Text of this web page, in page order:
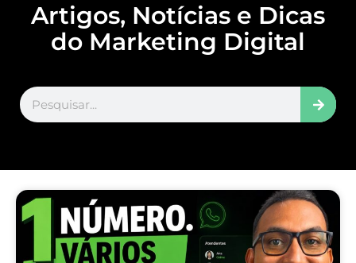
Artigos, Notícias e Dicas
do Marketing Digital